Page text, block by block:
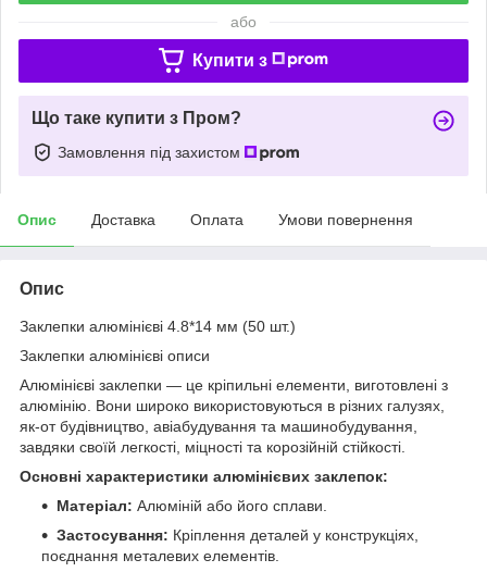
або
Купити з
Що таке купити з Пром?
Замовлення під захистом
Опис Доставка Оплата Умови повернення
Опис
Заклепки алюмінієві 4.8*14 мм (50 шт.)
Заклепки алюмінієві описи
Алюмінієві заклепки — це кріпильні елементи, виготовлені з
алюмінію. Вони широко використовуються в різних галузях,
як-от будівництво, авіабудування та машинобудування,
завдяки своїй легкості, міцності та корозійній стійкості.
Основні характеристики алюмінієвих заклепок:
Матеріал: Алюміній або його сплави.
Застосування: Кріплення деталей у конструкціях,
поєднання металевих елементів.